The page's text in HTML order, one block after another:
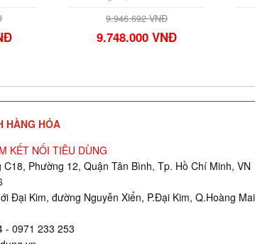
9.946.692 VNĐ
9.748.000 VNĐ
HÀNG HÓA
KẾT NỐI TIÊU DÙNG
Phường 12, Quận Tân Bình, Tp. Hồ Chí Minh, VN
Đại Kim, đường Nguyễn Xiển, P.Đại Kim, Q.Hoàng
- 0971 233 253